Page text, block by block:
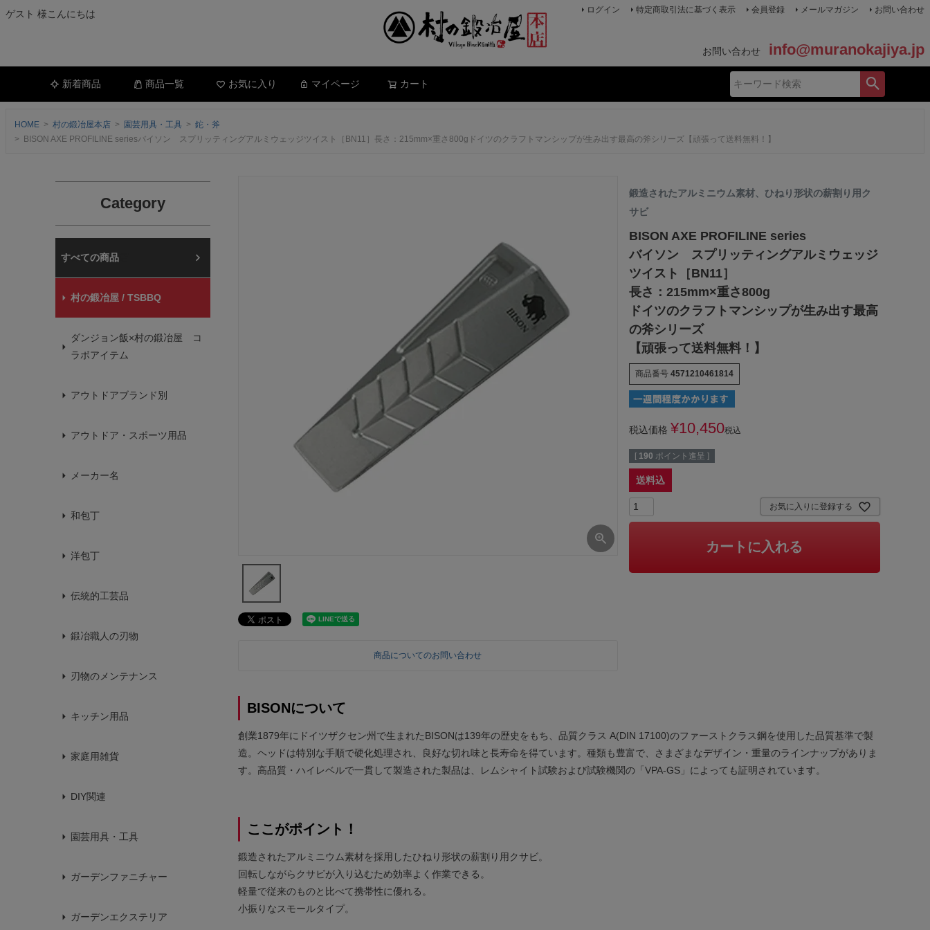
ゲスト 様こんにちは ログイン 特定商取引法に基づく表示 会員登録 メールマガジン お問い合わせ
お問い合わせ info@muranokajiya.jp
新着商品 商品一覧 お気に入り マイページ カート
HOME 村の鍛冶屋本店 園芸用具・工具
鉈・斧
BISON AXE PROFILINE seriesバイソン スプリッティングアルミウェッジツイスト［BN11］長さ：215mm×重さ800gドイツのクラフトマンシップが生み出す最高の斧シリーズ【頑張って送料無料！】
Category
村の鍛冶屋本店
村の鍛冶屋 / TSBBQ
ダンジョン飯×村の鍛冶屋 コ
ラボアイテム
アウトドアブランド別
アウトドア・スポーツ用品
メーカー名
和包丁
洋包丁
伝統的工芸品
鍛冶職人の刃物
刃物のメンテナンス
キッチン用品
家庭用雑貨
DIY関連
園芸用具・工具
ガーデンファニチャー
ガーデンエクステリア
商品についてのお問い合わせ
鍛造されたアルミニウム素材、ひねり形状の薪割り用ク
サビ
BISON AXE PROFILINE series
バイソン スプリッティングアルミウェッジ
ツイスト［BN11］
長さ：215mm×重さ800g
ドイツのクラフトマンシップが生み出す最高
の斧シリーズ
【頑張って送料無料！】
商品番号 4571210461814
税込価格 ¥10,450税込
[ 190 ポイント進呈 ]
送料込
お気に入りに登録する
カートに入れる
BISONについて
創業1879年にドイツザクセン州で生まれたBISONは139年の歴史をもち、品質クラス A(DIN 17100)のファーストクラス鋼を使用した品質基準で製
造。ヘッドは特別な手順で硬化処理され、良好な切れ味と長寿命を得ています。種類も豊富で、さまざまなデザイン・重量のラインナップがありま
す。高品質・ハイレベルで一貫して製造された製品は、レムシャイト試験および試験機関の「VPA-GS」によっても証明されています。
ここがポイント！
鍛造されたアルミニウム素材を採用したひねり形状の薪割り用クサビ。
回転しながらクサビが入り込むため効率よく作業できる。
軽量で従来のものと比べて携帯性に優れる。
小振りなスモールタイプ。